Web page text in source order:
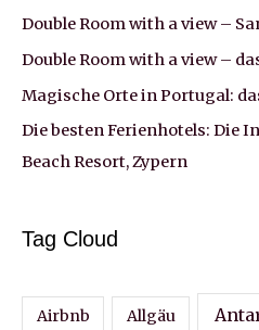
Double Room with a view –
Double Room with a view –
Magische Orte in Portugal:
Die besten Ferienhotels: Die
Beach Resort, Zypern
Tag Cloud
Airbnb Allgäu